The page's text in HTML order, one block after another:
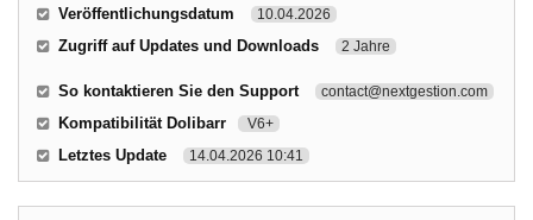
Veröffentlichungsdatum 10.04.2026
Zugriff auf Updates und Downloads 2 Jahre
So kontaktieren Sie den Support contact@nextgestion.com
Kompatibilität Dolibarr V6+
Letztes Update 14.04.2026 10:41